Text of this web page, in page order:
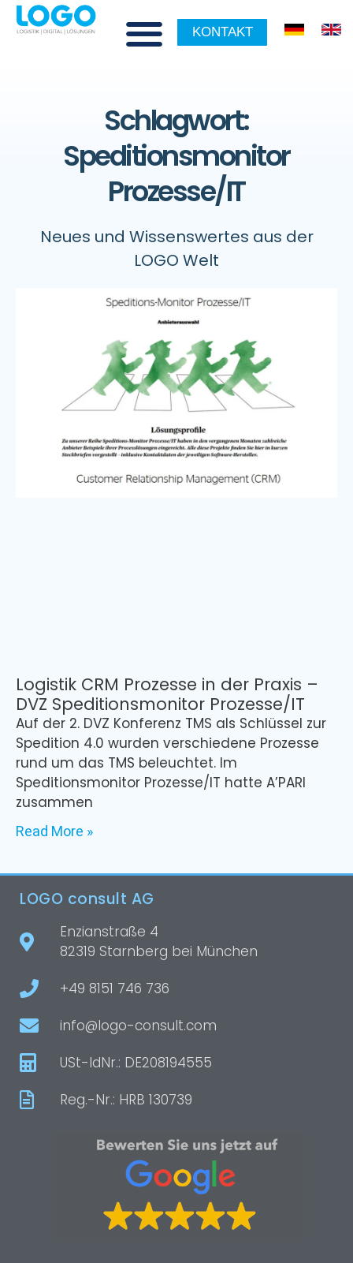
KONTAKT
Schlagwort:
Speditionsmonitor
Prozesse/IT
Neues und Wissenswertes aus der
LOGO Welt
Logistik CRM Prozesse in der Praxis –
DVZ Speditionsmonitor Prozesse/IT
Auf der 2. DVZ Konferenz TMS als Schlüssel zur
Spedition 4.0 wurden verschiedene Prozesse
rund um das TMS beleuchtet. Im
Speditionsmonitor Prozesse/IT hatte A’PARI
zusammen
Read More »
LOGO consult AG
Enzianstraße 4
82319 Starnberg bei München
+49 8151 746 736
info@logo-consult.com
USt-IdNr.: DE208194555
Reg.-Nr.: HRB 130739